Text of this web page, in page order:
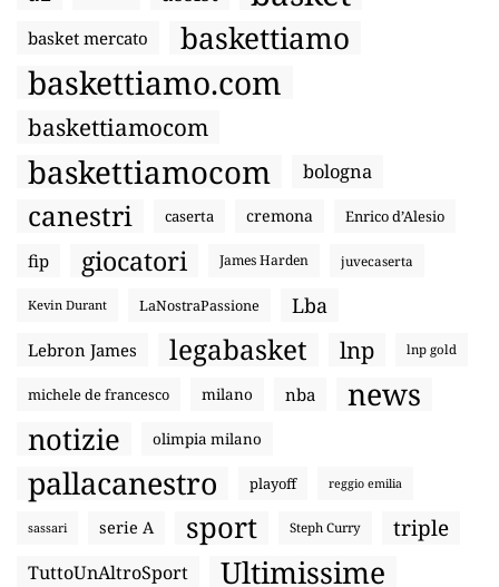
basket mercato baskettiamo
baskettiamo.com
baskettiamocom
baskettiamocom bologna
canestri caserta cremona Enrico d’Alesio
fip giocatori James Harden juvecaserta
Kevin Durant LaNostraPassione Lba
Lebron James legabasket lnp lnp gold
michele de francesco milano nba news
notizie olimpia milano
pallacanestro playoff reggio emilia
sassari serie A sport Steph Curry triple
TuttoUnAltroSport Ultimissime